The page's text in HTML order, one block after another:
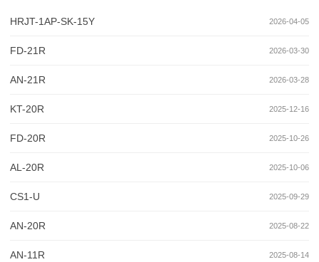
2026-04-05
HRJT-1AP-SK-15Y
2026-03-30
FD-21R
2026-03-28
AN-21R
2025-12-16
KT-20R
2025-10-26
FD-20R
2025-10-06
AL-20R
2025-09-29
CS1-U
2025-08-22
AN-20R
2025-08-14
AN-11R